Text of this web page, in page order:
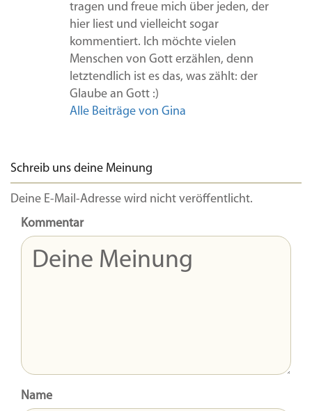
tragen und freue mich über jeden, der
hier liest und vielleicht sogar
kommentiert. Ich möchte vielen
Menschen von Gott erzählen, denn
letztendlich ist es das, was zählt: der
Glaube an Gott :)
Alle Beiträge von Gina
Schreib uns deine Meinung
Deine E-Mail-Adresse wird nicht veröffentlicht.
Kommentar
Name